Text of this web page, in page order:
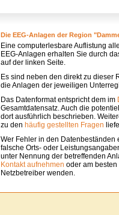
Die EEG-Anlagen der Region
Eine computerlesbare Auflistung
EEG-Anlagen erhalten Sie durch
auf der linken Seite.
Es sind neben den direkt zu dieser
die Anlagen der jeweiligen
Das Datenformat entspricht dem im
Gesamtdatensatz. Auch die
dort ausführlich beschrieben.
zu den häufig gestellten Fragen
Wer Fehler in den Datenbeständen
falsche Orts- oder
unter Nennung der betreffenden
Kontakt aufnehmen oder am
Netzbetreiber wenden.